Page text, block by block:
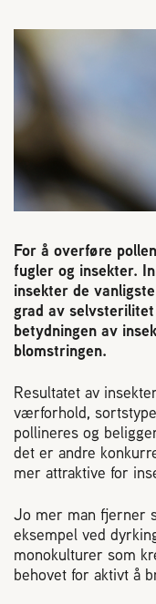
Biene svermer
Reaksjon på bistikk
Om Norges
Finn fylkes- og
Nyheter
Kurs
Aktivitetskalender
Lover og regler
Plassering av
Sjekkliste for
Sykdom hos bier
For å overføre
fugler og insekter.
insekter de
grad av
betydningen av
blomstringen.
Resultatet av
værforhold,
pollineres og
det er andre
mer attraktive for
Jo mer man fjerner
eksempel ved
monokulturer som
behovet for aktivt å